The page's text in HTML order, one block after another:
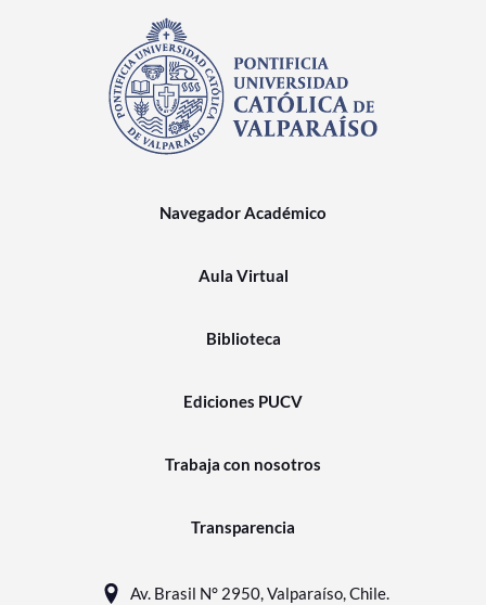
Navegador Académico
Aula Virtual
Biblioteca
Ediciones PUCV
Trabaja con nosotros
Transparencia
Av. Brasil N° 2950, Valparaíso, Chile.